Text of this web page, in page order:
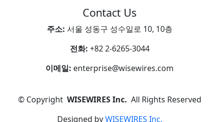
Contact Us
주소: 서울 성동구 성수일로 10, 10층
전화: +82 2-6265-3044
이메일: enterprise@wisewires.com
© Copyright WISEWIRES Inc. All Rights Reserved
Designed byWISEWIRES Inc.